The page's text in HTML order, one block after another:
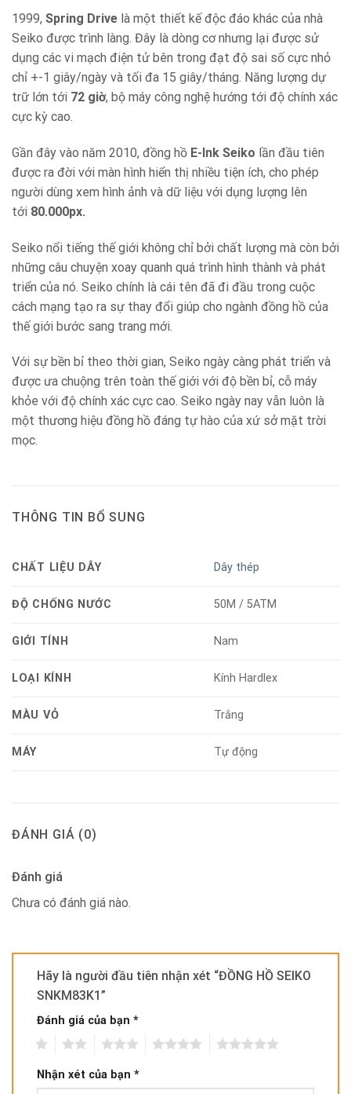
1999, Spring Drive là một thiết kế độc đáo khác của nhà
Seiko được trình làng. Đây là dòng cơ nhưng lại được sử
dụng các vi mạch điện tử bên trong đạt độ sai số cực nhỏ
chỉ +-1 giây/ngày và tối đa 15 giây/tháng. Năng lượng dự
trữ lớn tới 72 giờ, bộ máy công nghệ hướng tới độ chính xác
cực kỳ cao.
Gần đây vào năm 2010, đồng hồ E-Ink Seiko lần đầu tiên
được ra đời với màn hình hiển thị nhiều tiện ích, cho phép
người dùng xem hình ảnh và dữ liệu với dụng lượng lên
tới 80.000px.
Seiko nổi tiếng thế giới không chỉ bởi chất lượng mà còn bởi
những câu chuyện xoay quanh quá trình hình thành và phát
triển của nó. Seiko chính là cái tên đã đi đầu trong cuộc
cách mạng tạo ra sự thay đổi giúp cho ngành đồng hồ của
thế giới bước sang trang mới.
Với sự bền bỉ theo thời gian, Seiko ngày càng phát triển và
được ưa chuộng trên toàn thế giới với độ bền bỉ, cỗ máy
khỏe với độ chính xác cực cao. Seiko ngày nay vẫn luôn là
một thương hiệu đồng hồ đáng tự hào của xứ sở mặt trời
mọc.
THÔNG TIN BỔ SUNG
CHẤT LIỆU DÂY Dây thép
ĐỘ CHỐNG NƯỚC 50M / 5ATM
GIỚI TÍNH Nam
LOẠI KÍNH Kính Hardlex
MÀU VỎ Trắng
MÁY Tự động
ĐÁNH GIÁ (0)
Đánh giá
Chưa có đánh giá nào.
Hãy là người đầu tiên nhận xét “ĐỒNG HỒ SEIKO
SNKM83K1”
Đánh giá của bạn *
Nhận xét của bạn *